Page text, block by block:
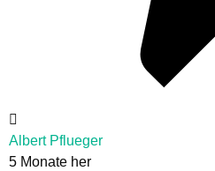
Albert Pflueger
5 Monate her